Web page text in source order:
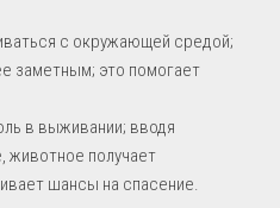
с окружающей средой;
заметным; это помогает
в выживании; вводя
животное получает
шансы на спасение.